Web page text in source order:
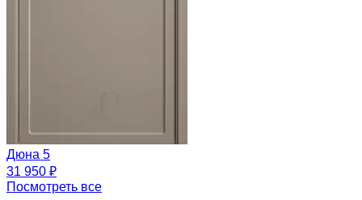
Дюна 5
31 950 ₽
Посмотреть все